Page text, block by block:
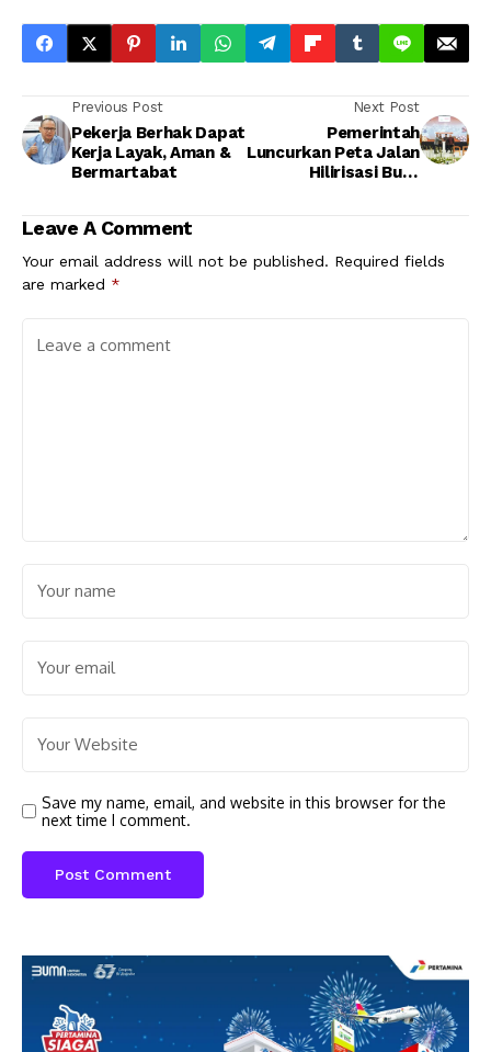
Previous Post
Pekerja Berhak Dapat
Kerja Layak, Aman &
Bermartabat
Next Post
Pemerintah
Luncurkan Peta Jalan
Hilirisasi Buat
Leave A Comment
Your email address will not be published. Required fields
are marked *
Save my name, email, and website in this browser for the
next time I comment.